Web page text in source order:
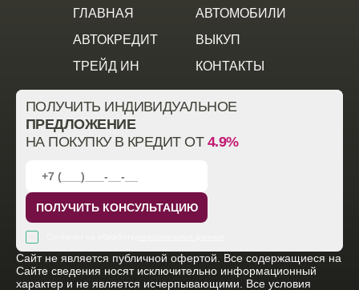
ГЛАВНАЯ
АВТОМОБИЛИ
АВТОКРЕДИТ
ВЫКУП
ТРЕЙД ИН
КОНТАКТЫ
ПОЛУЧИТЬ ИНДИВИДУАЛЬНОЕ
ПРЕДЛОЖЕНИЕ
НА ПОКУПКУ В КРЕДИТ ОТ 4.9%
ПОЛУЧИТЬ КОНСУЛЬТАЦИЮ
Cайт не является публичной офертой. Все содержащиеся на
Сайте сведения носят исключительно информационный
характер и не является исчерпывающими. Все условия